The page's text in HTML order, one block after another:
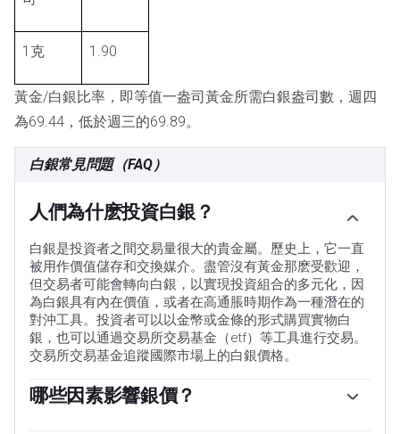
1克 1.90
黃金/白銀比率，即等值一盎司黃金所需白銀盎司數，週四
為69.44，低於週三的69.89。
白銀常見問題（FAQ）
人們為什麽投資白銀？
白銀是投資者之間交易量很大的貴金屬。歷史上，它一直
被用作價值儲存和交換媒介。盡管沒有黃金那麽受歡迎，
但交易者可能會轉向白銀，以實現投資組合的多元化，因
為白銀具有內在價值，或者在高通脹時期作為一種潛在的
對沖工具。投資者可以以金幣或金條的形式購買實物白
銀，也可以通過交易所交易基金（etf）等工具進行交易。
交易所交易基金追蹤國際市場上的白銀價格。
哪些因素影響銀價？